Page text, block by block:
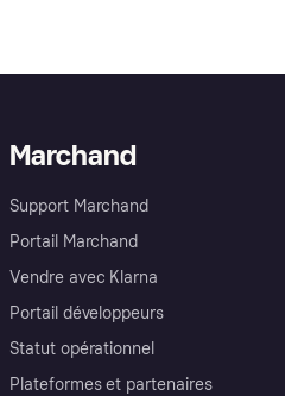
Marchand
Support Marchand
Portail Marchand
Vendre avec Klarna
Portail développeurs
Statut opérationnel
Plateformes et partenaires